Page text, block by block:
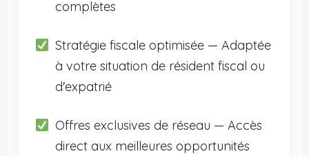
complètes
Stratégie fiscale optimisée — Adaptée
à votre situation de résident fiscal ou
d'expatrié
Offres exclusives de réseau — Accès
direct aux meilleures opportunités